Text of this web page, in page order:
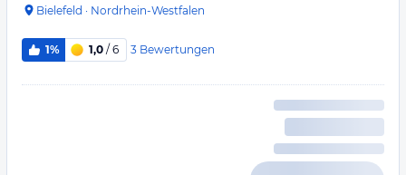
Bielefeld · Nordrhein-Westfalen
1% 1,0 / 6 3 Bewertungen